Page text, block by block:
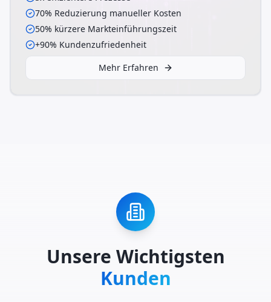
70% Reduzierung manueller Kosten
50% kürzere Markteinführungszeit
+90% Kundenzufriedenheit
Mehr Erfahren
Unsere Wichtigsten
Kunden